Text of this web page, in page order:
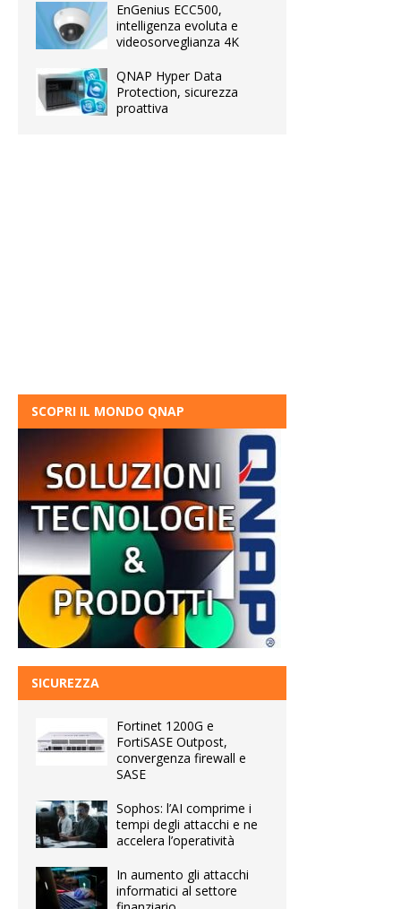
EnGenius ECC500,
intelligenza evoluta e
videosorveglianza 4K
QNAP Hyper Data
Protection, sicurezza
proattiva
SCOPRI IL MONDO QNAP
SICUREZZA
Fortinet 1200G e
FortiSASE Outpost,
convergenza firewall e
SASE
Sophos: l’AI comprime i
tempi degli attacchi e ne
accelera l’operatività
In aumento gli attacchi
informatici al settore